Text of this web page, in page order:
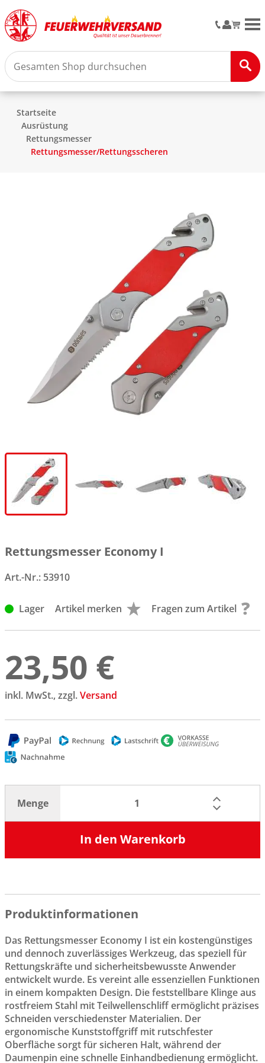
Startseite
Ausrüstung
Rettungsmesser
Rettungsmesser/Rettungsscheren
Rettungsmesser Economy I
Art.-Nr.: 53910
Lager Artikel merken Fragen zum Artikel
23,50 €
inkl. MwSt., zzgl.Versand
Menge
In den Warenkorb
Produktinformationen
Das Rettungsmesser Economy I ist ein kostengünstiges
und dennoch zuverlässiges Werkzeug, das speziell für
Rettungskräfte und sicherheitsbewusste Anwender
entwickelt wurde. Es vereint alle essenziellen Funktionen
in einem kompakten Design. Die feststellbare Klinge aus
rostfreiem Stahl mit Teilwellenschliff ermöglicht präzises
Schneiden verschiedenster Materialien. Der
ergonomische Kunststoffgriff mit rutschfester
Oberfläche sorgt für sicheren Halt, während der
Daumenpin eine schnelle Einhandbedienung ermöglicht.